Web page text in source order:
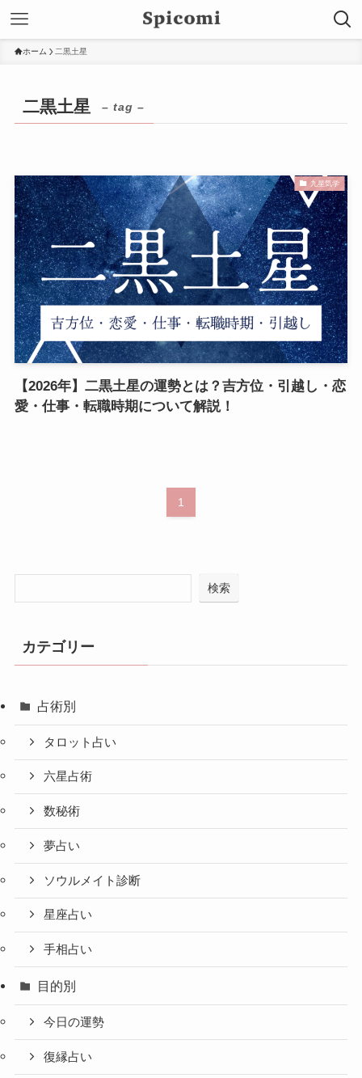
ホーム 二黒土星
二黒土星 – tag –
九星気学
【2026年】二黒土星の運勢とは？吉方位・引越し・恋
愛・仕事・転職時期について解説！
1
検索
カテゴリー
占術別
タロット占い
六星占術
数秘術
夢占い
ソウルメイト診断
星座占い
手相占い
目的別
今日の運勢
復縁占い